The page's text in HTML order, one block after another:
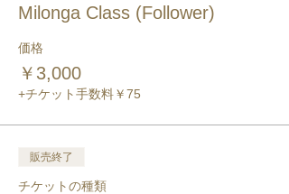
Milonga Class (Follower)
価格
￥3,000
+チケット手数料￥75
販売終了
チケットの種類